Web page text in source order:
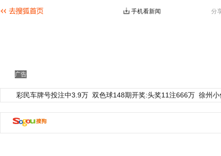
分
手机看新闻
广告
彩民车牌号投注中3.9万 双色球148期开奖:头奖11注666万 徐州